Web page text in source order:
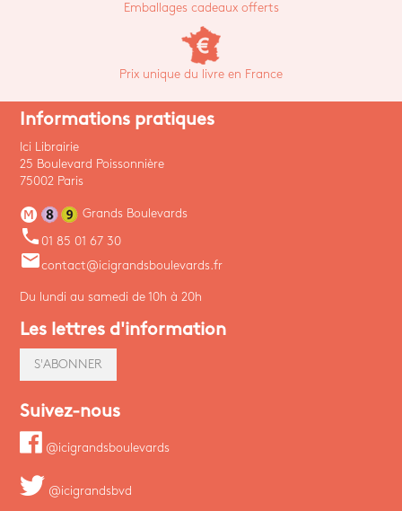
Emballages cadeaux offerts
Prix unique du livre en France
Informations pratiques
Ici Librairie
25 Boulevard Poissonnière
75002 Paris
Grands Boulevards
phone 01 85 01 67 30
emailcontact@icigrandsboulevards.fr
Du lundi au samedi de 10h à 20h
Les lettres d'information
S'ABONNER
Suivez-nous
@icigrandsboulevards
@icigrandsbvd